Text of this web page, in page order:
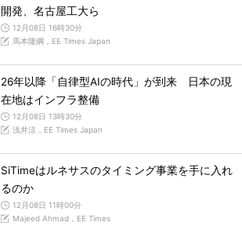
開発、名古屋工大ら
12月08日 16時30分
馬本隆綱，EE Times Japan
26年以降「自律型AIの時代」が到来 日本の現
在地はインフラ整備
12月08日 13時30分
浅井涼，EE Times Japan
SiTimeはルネサスのタイミング事業を手に入れ
るのか
12月08日 11時00分
Majeed Ahmad，EE Times